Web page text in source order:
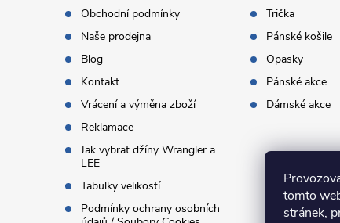
tomto
stránek,
Obchodní podmínky
Naše prodejna
Blog
Kontakt
Vrácení a výměna zboží
Reklamace
Jak vybrat džíny Wrangler a
LEE
Tabulky velikostí
Podmínky ochrany osobních
Trička
Pánské košile
Opasky
Pánské akce
Dámské akce